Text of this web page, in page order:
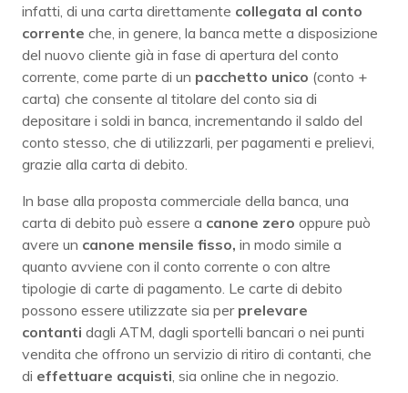
infatti, di una carta direttamente collegata al conto
corrente che, in genere, la banca mette a disposizione
del nuovo cliente già in fase di apertura del conto
corrente, come parte di un pacchetto unico (conto +
carta) che consente al titolare del conto sia di
depositare i soldi in banca, incrementando il saldo del
conto stesso, che di utilizzarli, per pagamenti e prelievi,
grazie alla carta di debito.
In base alla proposta commerciale della banca, una
carta di debito può essere a canone zero oppure può
avere un canone mensile fisso, in modo simile a
quanto avviene con il conto corrente o con altre
tipologie di carte di pagamento. Le carte di debito
possono essere utilizzate sia per prelevare
contanti dagli ATM, dagli sportelli bancari o nei punti
vendita che offrono un servizio di ritiro di contanti, che
di effettuare acquisti , sia online che in negozio.